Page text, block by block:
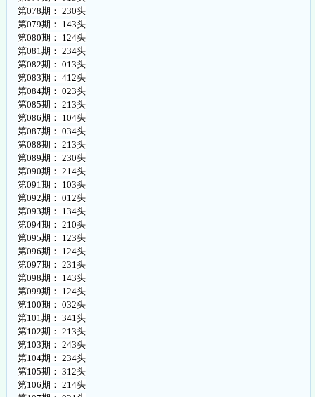
第078期： 230头
第079期： 143头
第080期： 124头
第081期： 234头
第082期： 013头
第083期： 412头
第084期： 023头
第085期： 213头
第086期： 104头
第087期： 034头
第088期： 213头
第089期： 230头
第090期： 214头
第091期： 103头
第092期： 012头
第093期： 134头
第094期： 210头
第095期： 123头
第096期： 124头
第097期： 231头
第098期： 143头
第099期： 124头
第100期： 032头
第101期： 341头
第102期： 213头
第103期： 243头
第104期： 234头
第105期： 312头
第106期： 214头